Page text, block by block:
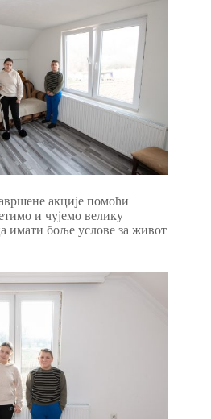
акције помоћи
и чујемо велику
имати боље услове за живот